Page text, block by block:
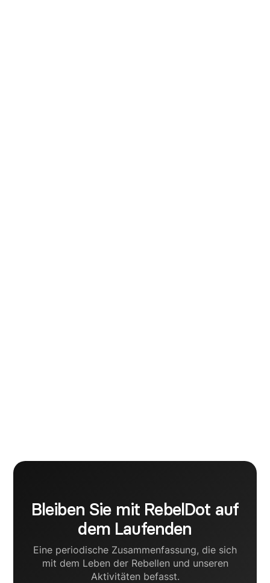
Bleiben Sie mit RebelDot auf
dem Laufenden
Eine periodische Zusammenfassung, die sich
mit dem Leben der Rebellen und unseren
Aktivitäten befasst.